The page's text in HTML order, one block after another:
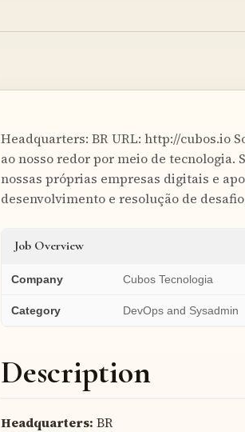
Headquarters: BR URL: http://cubos.io
ao nosso redor por meio de tecnologia.
nossas próprias empresas digitais e
desenvolvimento e resolução de
Job Overview
Company Cubos Tecnologia
Category DevOps and Sysadmin
Description
Headquarters: BR